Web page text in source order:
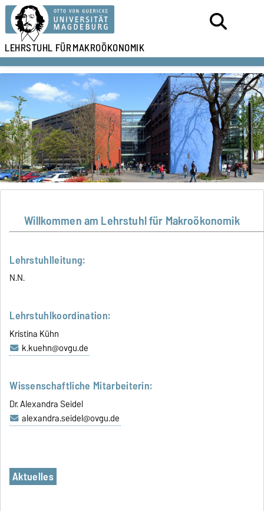
LEHRSTUHL FÜRMAKROÖKONOMIK
Willkommen am Lehrstuhl für Makroökonomik
Lehrstuhlleitung:
N.N.
Lehrstuhlkoordination:
Kristina Kühn
k.kuehn@ovgu.de
Wissenschaftliche Mitarbeiterin:
Dr. Alexandra Seidel
alexandra.seidel@ovgu.de
Aktuelles